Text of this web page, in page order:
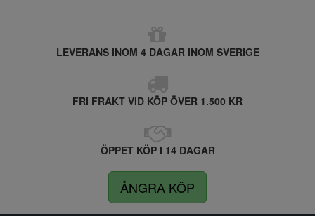
LEVERANS INOM 4 DAGAR INOM SVERIGE
FRI FRAKT VID KÖP ÖVER 1.500 KR
ÖPPET KÖP I 14 DAGAR
ÅNGRA KÖP